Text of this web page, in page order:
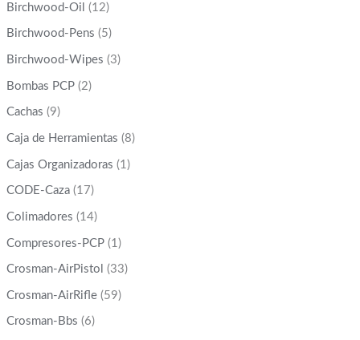
Birchwood-Oil (12)
Birchwood-Pens (5)
Birchwood-Wipes (3)
Bombas PCP (2)
Cachas (9)
Caja de Herramientas (8)
Cajas Organizadoras (1)
CODE-Caza (17)
Colimadores (14)
Compresores-PCP (1)
Crosman-AirPistol (33)
Crosman-AirRifle (59)
Crosman-Bbs (6)